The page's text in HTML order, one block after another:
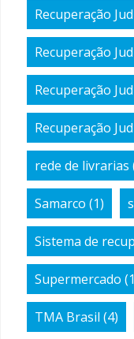
Recuperação
Recuperação
Recuperação
Recuperação
rede de livrarias
Samarco (1)
Sistema de
Supermercado
TMA Brasil (4)